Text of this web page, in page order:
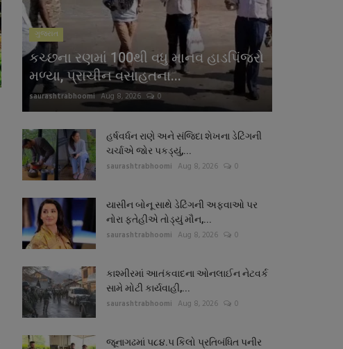
ગુજરાત
કચ્છના રણમાં 100થી વધુ માનવ હાડપિંજરો
મળ્યા, પ્રાચીન વસાહતના...
saurashtrabhoomi Aug 8, 2026 0
હર્ષવર્ધન રાણે અને સંજિદા શેખના ડેટિંગની
ચર્ચાએ જોર પકડ્યું,...
saurashtrabhoomi Aug 8, 2026 0
યાસીન બોનૂ સાથે ડેટિંગની અફવાઓ પર
નોરા ફતેહીએ તોડ્યું મૌન,...
saurashtrabhoomi Aug 8, 2026 0
કાશ્મીરમાં આતંકવાદના ઓનલાઈન નેટવર્ક
સામે મોટી કાર્યવાહી,...
saurashtrabhoomi Aug 8, 2026 0
જૂનાગઢમાં ૫૮૪.૫ કિલો પ્રતિબંધિત પનીર